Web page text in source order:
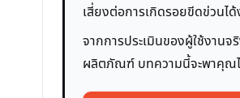
เสี่ยงต่อการเกิดรอยขีดข่วนไ
จากการประเมินของผู้ใช้งา
ผลิตภัณฑ์ บทความนี้จะพาคุณไ